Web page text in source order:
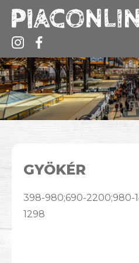
GYÖKÉR
398-980;690-2200;980-
1298